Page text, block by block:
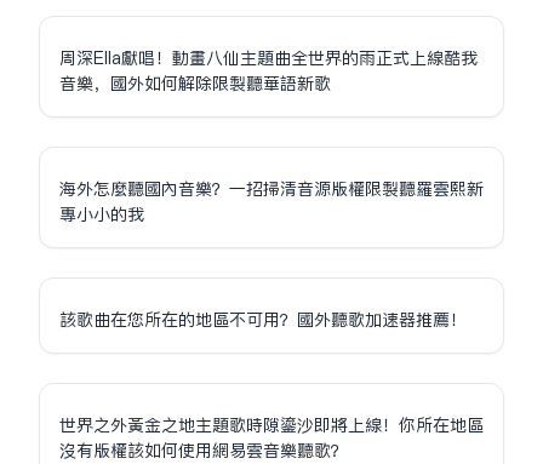
周深Ella獻唱！動畫八仙主題曲全世界的雨正式上線酷我
音樂，國外如何解除限制聽華語新歌
海外怎麼聽國內音樂？一招掃清音源版權限制聽羅雲熙新
專小小的我
該歌曲在您所在的地區不可用？國外聽歌加速器推薦！
世界之外黃金之地主題歌時隙鎏沙即將上線！你所在地區
沒有版權該如何使用網易雲音樂聽歌？